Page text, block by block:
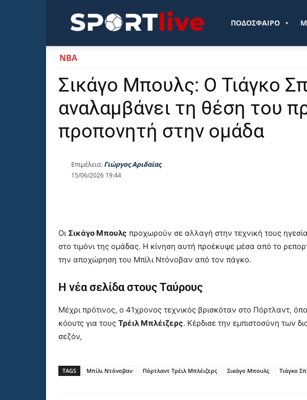
Sportlive.grΠΟΔΟΣΦΑΙΡΟ
NBA
Σικάγο Μπουλς: Ο Τιάγκο
αναλαμβάνει τη θέση του
προπονητή στην ομάδα
Επιμέλεια: Γιώργος Αριδαίας
15/06/2026 19:44
Οι Σικάγο Μπουλς προχωρούν σε αλλαγή στην τεχνική τους
στο τιμόνι της ομάδας. Η κίνηση αυτή προέκυψε μέσα από το
την αποχώρηση του Μπίλι Ντόνοβαν από τον πάγκο.
Η νέα σελίδα στους Ταύρους
Μέχρι πρότινος, ο 41χρονος τεχνικός βρισκόταν στο Πόρτλαντ,
κόουτς για τους Τρέιλ Μπλέιζερς. Κέρδισε την εμπιστοσύνη των
σεζόν,
TAGS Μπίλι Ντόνοβαν Πόρτλαντ Τρέιλ Μπλέιζερς Σικάγο Μπουλς Τιάγκο